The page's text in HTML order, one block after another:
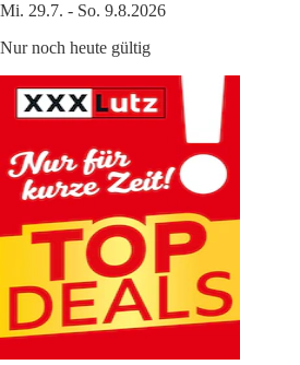
Mi. 29.7. - So. 9.8.2026
Nur noch heute gültig